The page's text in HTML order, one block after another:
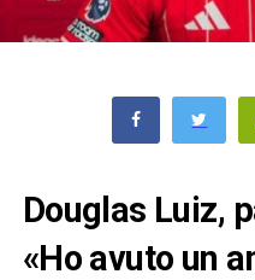
Douglas Luiz,
«Ho avuto un